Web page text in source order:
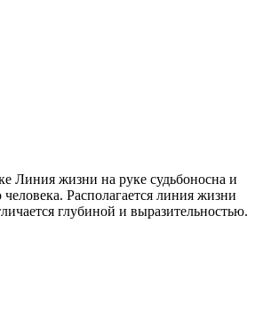
Линия жизни на руке судьбоносна и
Располагается линия жизни
глубиной и выразительностью.